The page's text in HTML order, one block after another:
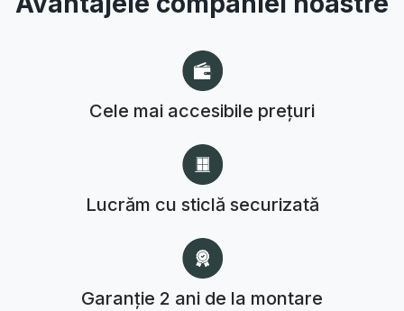
Cele mai accesibile prețuri
Lucrăm cu sticlă securizată
Garanție 2 ani de la montare